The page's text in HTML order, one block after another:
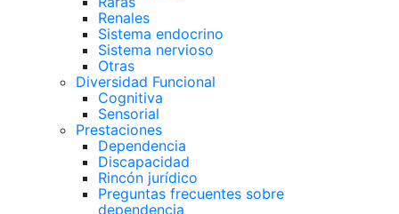
Renales
Sistema endocrino
Sistema nervioso
Otras
Diversidad Funcional
Cognitiva
Sensorial
Prestaciones
Dependencia
Discapacidad
Rincón jurídico
Preguntas frecuentes sobre
dependencia